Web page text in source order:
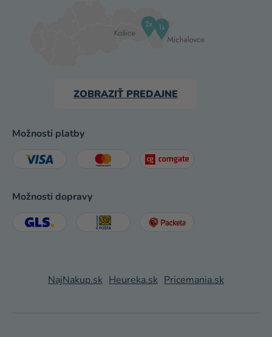
ZOBRAZIŤ PREDAJNE
Možnosti platby
Možnosti dopravy
NajNakup.sk Heureka.sk Pricemania.sk